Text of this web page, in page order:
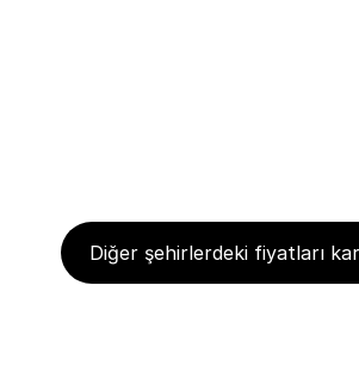
Diğer şehirlerdeki fiyatları